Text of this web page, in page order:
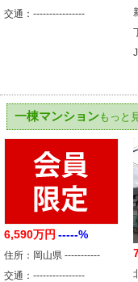
交通：----------------
一棟マンションもっと
6,590万円 -----%
住所：岡山県 -----------
交通：----------------